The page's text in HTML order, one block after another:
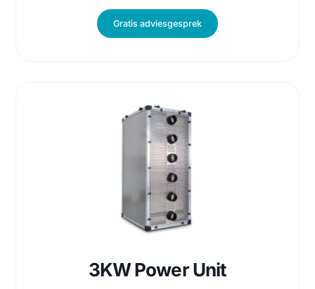
230 Volt ac
55 watt opgenomen vermogen
Meer informatie
Gratis adviesgesprek